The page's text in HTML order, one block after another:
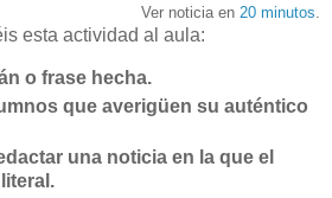
Ver noticia en 20 minutos
esta actividad al aula:
o frase hecha.
que averigüen su auténtico
una noticia en la que el